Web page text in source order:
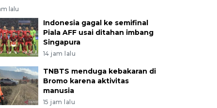
lalu
Indonesia gagal ke semifinal
Piala AFF usai ditahan imbang
Singapura
14 jam lalu
TNBTS menduga kebakaran di
Bromo karena aktivitas
manusia
15 jam lalu